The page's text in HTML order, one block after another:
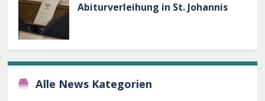
Abiturverleihung in St. Johannis
Alle News Kategorien